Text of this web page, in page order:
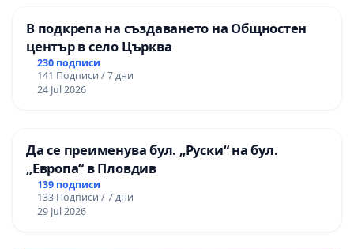
В подкрепа на създаването на Общностен
център в село Църква
230 подписи
141 Подписи / 7 дни
24 Jul 2026
Да се преименува бул. „Руски“ на бул.
„Европа“ в Пловдив
139 подписи
133 Подписи / 7 дни
29 Jul 2026